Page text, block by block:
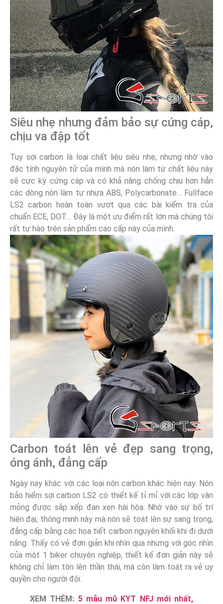
Siêu nhẹ nhưng đảm bảo sự cứng cáp,
chịu va đập tốt
Tuy sợi carbon là loại chất liệu siêu nhẹ, nhưng nhờ vào
đặc tính nguyên tử của mình mà nón làm từ chất liệu này
sẽ cực kỳ cứng cáp và có khả năng chống chịu hơn hẳn
các dòng nón làm tự nhựa ABS, Polycarbonate… Fullface
LS2 carbon hoàn toàn vượt qua các bài kiểm tra của
chuẩn ECE, DOT… Đây là một ưu điểm rất lớn mà chúng tôi
rất tự hào trên sản phẩm cao cấp này của mình.
Carbon toát lên vẻ đẹp sang trọng,
óng ánh, đẳng cấp
Ngày nay khác với các loại nón carbon khác hiện nay. Nón
bảo hiểm sợi carbon LS2 có thiết kế tỉ mỉ với các lớp vân
mỏng được sắp xếp đan xen hài hòa. Nhờ vào sự bố trí
hiện đại, thông minh này mà nón sẽ toát lên sự sang trọng,
đẳng cấp bằng các họa tiết carbon nguyên khối khi đi dưới
nắng. Thấy có vẻ đơn giản khi nhìn qua nhưng với góc nhìn
của một 1 biker chuyên nghiệp, thiết kế đơn giản này sẽ
không chỉ làm tôn lên thần thái, mà còn làm toát ra vẻ uy
quyền cho người đội.
XEM THÊM: 5 mẫu mũ KYT NFJ mới nhất,